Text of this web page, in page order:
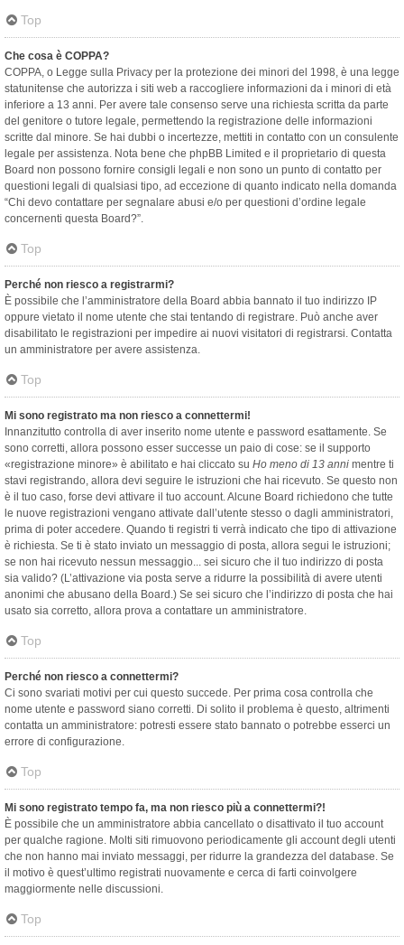
Top
Che cosa è COPPA?
COPPA, o Legge sulla Privacy per la protezione dei minori del 1998, è una legge
statunitense che autorizza i siti web a raccogliere informazioni da i minori di età
inferiore a 13 anni. Per avere tale consenso serve una richiesta scritta da parte
del genitore o tutore legale, permettendo la registrazione delle informazioni
scritte dal minore. Se hai dubbi o incertezze, mettiti in contatto con un consulente
legale per assistenza. Nota bene che phpBB Limited e il proprietario di questa
Board non possono fornire consigli legali e non sono un punto di contatto per
questioni legali di qualsiasi tipo, ad eccezione di quanto indicato nella domanda
“Chi devo contattare per segnalare abusi e/o per questioni d’ordine legale
concernenti questa Board?”.
Top
Perché non riesco a registrarmi?
È possibile che l’amministratore della Board abbia bannato il tuo indirizzo IP
oppure vietato il nome utente che stai tentando di registrare. Può anche aver
disabilitato le registrazioni per impedire ai nuovi visitatori di registrarsi. Contatta
un amministratore per avere assistenza.
Top
Mi sono registrato ma non riesco a connettermi!
Innanzitutto controlla di aver inserito nome utente e password esattamente. Se
sono corretti, allora possono esser successe un paio di cose: se il supporto
«registrazione minore» è abilitato e hai cliccato su Ho meno di 13 anni mentre ti
stavi registrando, allora devi seguire le istruzioni che hai ricevuto. Se questo non
è il tuo caso, forse devi attivare il tuo account. Alcune Board richiedono che tutte
le nuove registrazioni vengano attivate dall’utente stesso o dagli amministratori,
prima di poter accedere. Quando ti registri ti verrà indicato che tipo di attivazione
è richiesta. Se ti è stato inviato un messaggio di posta, allora segui le istruzioni;
se non hai ricevuto nessun messaggio... sei sicuro che il tuo indirizzo di posta
sia valido? (L’attivazione via posta serve a ridurre la possibilità di avere utenti
anonimi che abusano della Board.) Se sei sicuro che l’indirizzo di posta che hai
usato sia corretto, allora prova a contattare un amministratore.
Top
Perché non riesco a connettermi?
Ci sono svariati motivi per cui questo succede. Per prima cosa controlla che
nome utente e password siano corretti. Di solito il problema è questo, altrimenti
contatta un amministratore: potresti essere stato bannato o potrebbe esserci un
errore di configurazione.
Top
Mi sono registrato tempo fa, ma non riesco più a connettermi?!
È possibile che un amministratore abbia cancellato o disattivato il tuo account
per qualche ragione. Molti siti rimuovono periodicamente gli account degli utenti
che non hanno mai inviato messaggi, per ridurre la grandezza del database. Se
il motivo è quest’ultimo registrati nuovamente e cerca di farti coinvolgere
maggiormente nelle discussioni.
Top